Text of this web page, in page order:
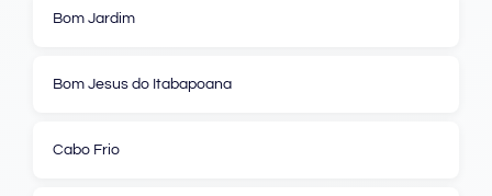
Bom Jardim
Bom Jesus do Itabapoana
Cabo Frio